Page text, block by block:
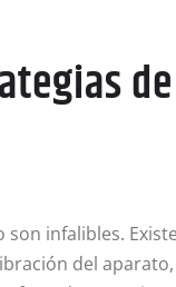
infalibles.
del